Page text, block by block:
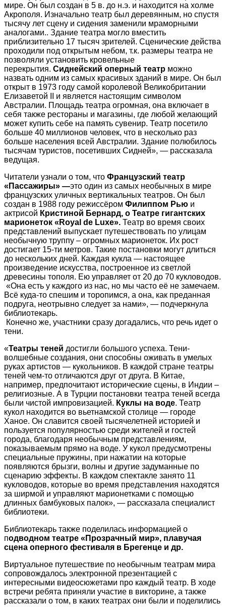
мире. Он был создан в 5 в. до н.э. и находится на холме
Акрополя. Изначально театр был деревянным, но спустя
тысячу лет сцену и сидения заменили мраморными
аналогами.. Здание театра могло вместить
приблизительно 17 тысяч зрителей. Сценические действа
проходили под открытым небом, т.к. размеры театра не
позволяли установить кровельные
перекрытия. Сиднейский оперный театр можно
назвать одним из самых красивых зданий в мире. Он был
открыт в 1973 году самой королевой Великобритании
Елизаветой II и является настоящим символом
Австралии. Площадь театра огромная, она включает в
себя также рестораны и магазины, где любой желающий
может купить себе на память сувенир. Театр посетило
больше 40 миллионов человек, что в несколько раз
больше населения всей Австралии. Здание полюбилось
тысячам туристов, посетивших Сидней», — рассказала
ведущая.
Читатели узнали о том, что Французский театр
«Пассажиры» —это один из самых необычных в мире
французских уличных вертикальных театров. Он был
создан в 1988 году режиссёром Филиппом Рью и
актрисой Кристиной Бернард, о Театре гигантских
марионеток «Royal de Luxe». Театр во время своих
представлений выпускает путешествовать по улицам
необычную труппу – огромных марионеток. Их рост
достигает 15-ти метров. Такие постановки могут длиться
до нескольких дней. Каждая кукла — настоящее
произведение искусства, построенное из светлой
древесины тополя. Ею управляет от 20 до 70 кукловодов.
«Она есть у каждого из нас, но мы часто её не замечаем.
Всё куда-то спешим и торопимся, а она, как преданная
подруга, неотрывно следует за нами», — подчеркнула
библиотекарь.
Конечно же, участники сразу догадались, что речь идет о
тени.
«Театры теней достигли большого успеха. Тени-
волшебные создания, они способны оживать в умелых
руках артистов — кукольников. В каждой стране театры
теней чем-то отличаются друг от друга. В Китае,
например, предпочитают исторические сцены, в Индии –
религиозные. А в Турции постановки театра теней всегда
были чистой импровизацией. Куклы на воде. Театр
кукол находится во вьетнамской столице — городе
Ханое. Он славится своей тысячелетней историей и
пользуется популярностью среди жителей и гостей
города, благодаря необычным представлениям,
показываемым прямо на воде. У кукол предусмотрены
специальные пружины, при нажатии на которые
появляются брызги, волны и другие задуманные по
сценарию эффекты. В каждом спектакле занято 11
кукловодов, которые во время представления находятся
за ширмой и управляют марионетками с помощью
длинных бамбуковых палок», — рассказала специалист
библиотеки.
Библиотекарь также поделилась информацией о
подводном театре «Прозрачный мир», плавучая
сцена оперного фестиваля в Брегенце и др.
Виртуальное путешествие по необычным театрам мира
сопровождалось электронной презентацией с
интересными видеосюжетами про каждый театр. В ходе
встречи ребята приняли участие в викторине, а также
рассказали о том, в каких театрах они были и поделились